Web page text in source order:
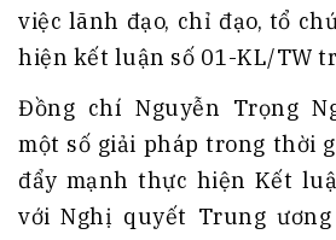
việc lãnh đạo, chỉ đạo, tổ
hiện kết luận số 01-KL/TW
Đồng chí Nguyễn Trọng
một số giải pháp trong thời
đẩy mạnh thực hiện Kết
với Nghị quyết Trung